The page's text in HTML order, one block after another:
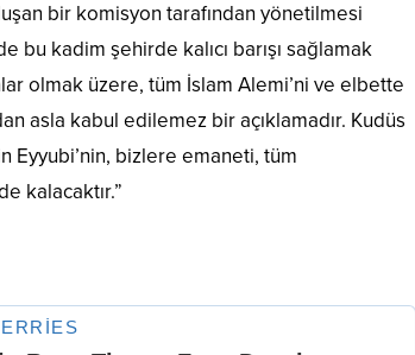
bir komisyon tarafından yönetilmesi
bu kadim şehirde kalıcı barışı sağlamak
olmak üzere, tüm İslam Alemi’ni ve elbette
asla kabul edilemez bir açıklamadır. Kudüs
Eyyubi’nin, bizlere emaneti, tüm
kalacaktır.”